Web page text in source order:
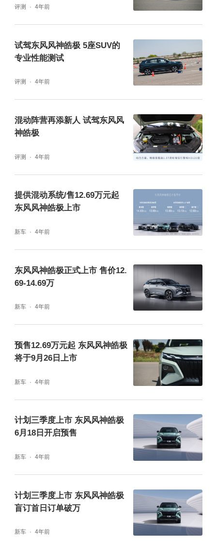
皓极在外观上采用了“风之痕”的设计理念，提
供包括极光绿、陶瓷白、端砚黑、绅墨蓝、星
极光绿的车身颜色更漂亮。车身侧面的悬浮式
车顶和游艇式的D柱造型很养眼，加上黑色的
轮眉装饰，整体的视觉感觉比风神品牌之前的
评测 4年前
试驾东风风神皓极 5座SUV的
专业性能测试
评测 4年前
混动阵营再添新人 试驾东风风
神皓极
评测 4年前
提供混动系统/售12.69万元起
东风风神皓极上市
新车 4年前
东风风神皓极正式上市 售价12.
69-14.69万
新车 4年前
预售12.69万元起 东风风神皓极
将于9月26日上市
新车 4年前
计划三季度上市 东风风神皓极
6月18日开启预售
新车 4年前
计划三季度上市 东风风神皓极
盲订首日订单破万
新车 4年前